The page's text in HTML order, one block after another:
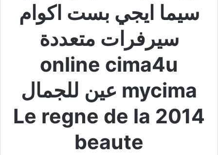
سيما ايجي بست اكوام
سيرفرات متعددة
online cima4u
mycima عين للجمال
2014 Le regne de la
beaute